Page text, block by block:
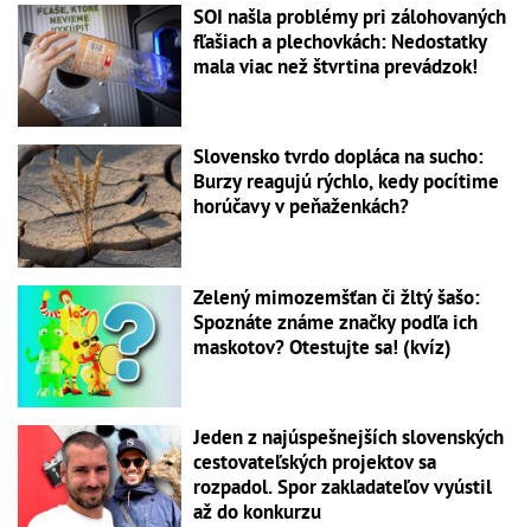
SOI našla problémy pri zálohovaných
fľašiach a plechovkách: Nedostatky
mala viac než štvrtina prevádzok!
Slovensko tvrdo dopláca na sucho:
Burzy reagujú rýchlo, kedy pocítime
horúčavy v peňaženkách?
Zelený mimozemšťan či žltý šašo:
Spoznáte známe značky podľa ich
maskotov? Otestujte sa! (kvíz)
Jeden z najúspešnejších slovenských
cestovateľských projektov sa
rozpadol. Spor zakladateľov vyústil
až do konkurzu